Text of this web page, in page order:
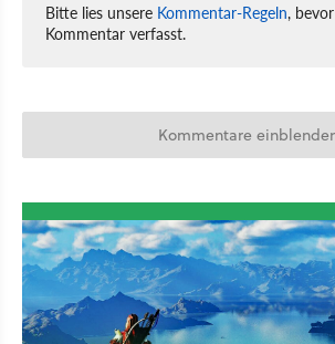
Bitte lies unsere Kommentar-Regeln,
Kommentar verfasst.
Kommentare